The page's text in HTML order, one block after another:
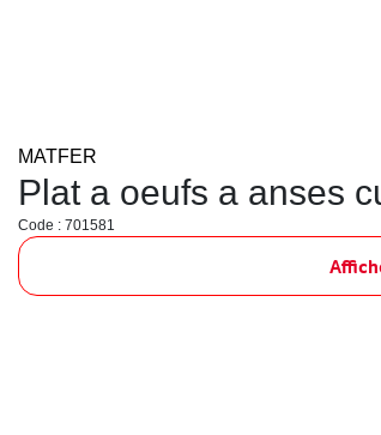
MATFER
Plat a oeufs a anses
Code : 701581